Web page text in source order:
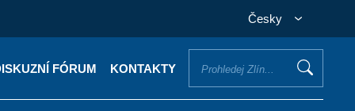
Česky
FÓRUM KONTAKTY